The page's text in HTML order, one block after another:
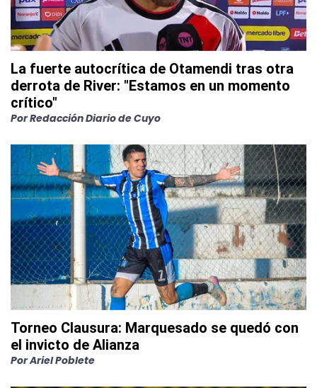
La fuerte autocrítica de Otamendi tras otra
derrota de River: "Estamos en un momento
crítico"
PorRedacción Diario de Cuyo
Torneo Clausura: Marquesado se quedó con
el invicto de Alianza
PorAriel Poblete